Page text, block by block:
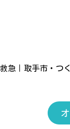
急｜取手市・つ